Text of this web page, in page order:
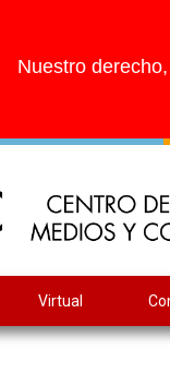
Nuestro
Virtual